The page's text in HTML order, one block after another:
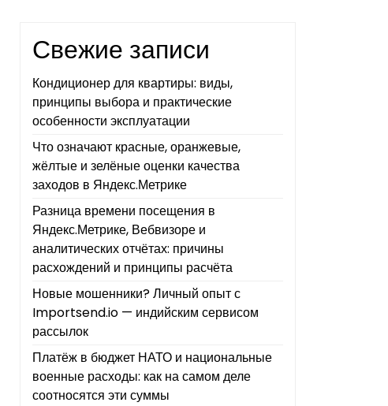
Свежие записи
Кондиционер для квартиры: виды,
принципы выбора и практические
особенности эксплуатации
Что означают красные, оранжевые,
жёлтые и зелёные оценки качества
заходов в Яндекс.Метрике
Разница времени посещения в
Яндекс.Метрике, Вебвизоре и
аналитических отчётах: причины
расхождений и принципы расчёта
Новые мошенники? Личный опыт с
Importsend.io — индийским сервисом
рассылок
Платёж в бюджет НАТО и национальные
военные расходы: как на самом деле
соотносятся эти суммы